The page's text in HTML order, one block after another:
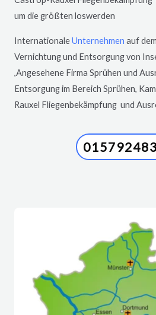
um die größten loswerden
InternationaleUnternehmen auf
Vernichtung und Entsorgung von
,Angesehene Firma Sprühen und
Entsorgung im Bereich Sprühen,
Rauxel Fliegenbekämpfung und